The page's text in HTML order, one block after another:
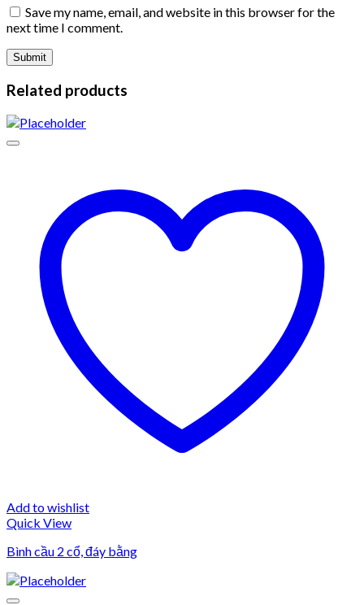
Save my name, email, and website in this browser for the
next time I comment.
Related products
Add to wishlist
Quick View
Bình cầu 2 cổ, đáy bằng